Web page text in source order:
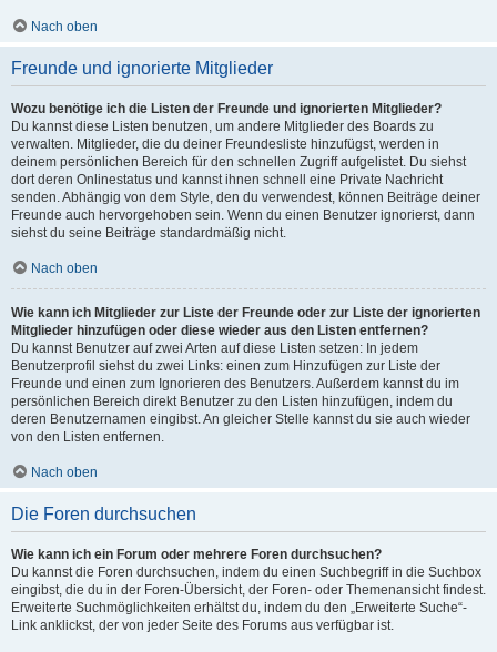
Nach oben
Freunde und ignorierte Mitglieder
Wozu benötige ich die Listen der Freunde und ignorierten Mitglieder?
Du kannst diese Listen benutzen, um andere Mitglieder des Boards zu
verwalten. Mitglieder, die du deiner Freundesliste hinzufügst, werden in
deinem persönlichen Bereich für den schnellen Zugriff aufgelistet. Du siehst
dort deren Onlinestatus und kannst ihnen schnell eine Private Nachricht
senden. Abhängig von dem Style, den du verwendest, können Beiträge deiner
Freunde auch hervorgehoben sein. Wenn du einen Benutzer ignorierst, dann
siehst du seine Beiträge standardmäßig nicht.
Nach oben
Wie kann ich Mitglieder zur Liste der Freunde oder zur Liste der ignorierten
Mitglieder hinzufügen oder diese wieder aus den Listen entfernen?
Du kannst Benutzer auf zwei Arten auf diese Listen setzen: In jedem
Benutzerprofil siehst du zwei Links: einen zum Hinzufügen zur Liste der
Freunde und einen zum Ignorieren des Benutzers. Außerdem kannst du im
persönlichen Bereich direkt Benutzer zu den Listen hinzufügen, indem du
deren Benutzernamen eingibst. An gleicher Stelle kannst du sie auch wieder
von den Listen entfernen.
Nach oben
Die Foren durchsuchen
Wie kann ich ein Forum oder mehrere Foren durchsuchen?
Du kannst die Foren durchsuchen, indem du einen Suchbegriff in die Suchbox
eingibst, die du in der Foren-Übersicht, der Foren- oder Themenansicht findest.
Erweiterte Suchmöglichkeiten erhältst du, indem du den „Erweiterte Suche“-
Link anklickst, der von jeder Seite des Forums aus verfügbar ist.